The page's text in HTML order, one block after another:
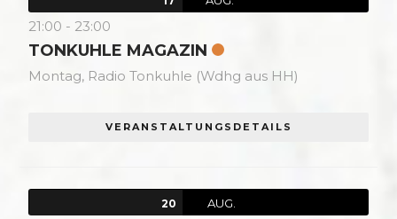
21:00 - 23:00
TONKUHLE MAGAZIN
Montag, Radio Tonkuhle (Wdhg aus HH)
VERANSTALTUNGSDETAILS
20 AUG.